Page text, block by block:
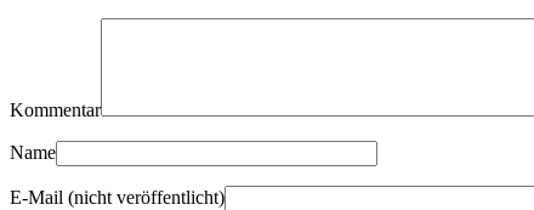
Kommentar
Name
E-Mail (nicht veröffentlicht)